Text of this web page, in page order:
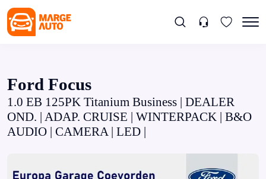
Ford Focus
1.0 EB 125PK Titanium Business | DEALER
OND. | ADAP. CRUISE | WINTERPACK | B&O
AUDIO | CAMERA | LED |